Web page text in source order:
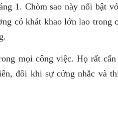
1. Chòm sao này nổi bật
có khát khao lớn lao trong
mọi công việc. Họ rất
đôi khi sự cứng nhắc và